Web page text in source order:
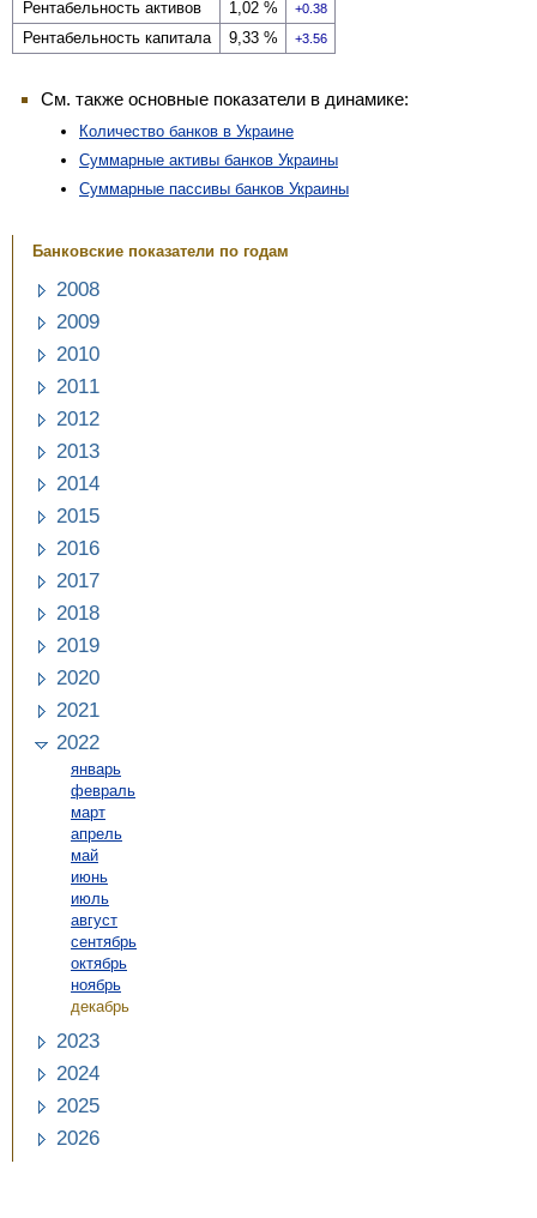
Рентабельность активов 1,02 % 0.38
Рентабельность капитала 9,33 % 3.56
См. также основные показатели в динамике:
Количество банков в Украине
Суммарные активы банков Украины
Суммарные пассивы банков Украины
Банковские показатели по годам
2008
2009
2010
2011
2012
2013
2014
2015
2016
2017
2018
2019
2020
2021
2022
январь
февраль
март
апрель
май
июнь
июль
август
сентябрь
октябрь
ноябрь
декабрь
2023
2024
2025
2026